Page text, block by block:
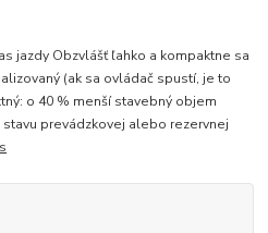
jazdy Obzvlášť ľahko a kompaktne sa
(ak sa ovládač spustí, je to
o 40 % menší stavebný objem
prevádzkovej alebo rezervnej